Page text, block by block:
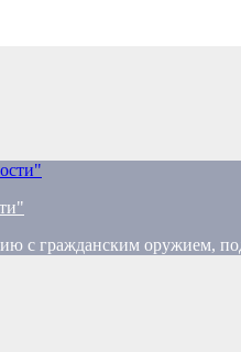
с гражданским оружием,